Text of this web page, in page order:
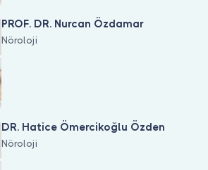
PROF. DR. Nurcan Özdamar
Nöroloji
DR. Hatice Ömercikoğlu Özden
Nöroloji